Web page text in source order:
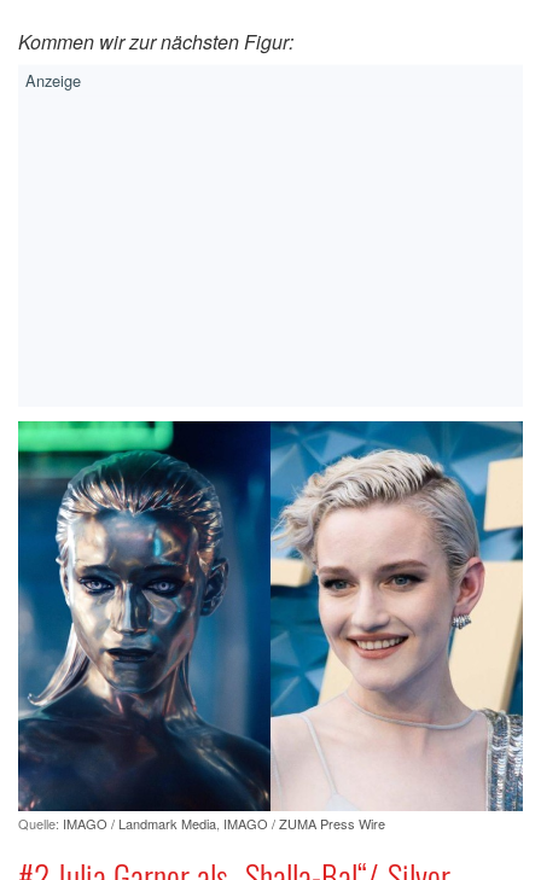
Kommen wir zur nächsten Figur:
Quelle: IMAGO / Landmark Media IMAGO / ZUMA Press Wire